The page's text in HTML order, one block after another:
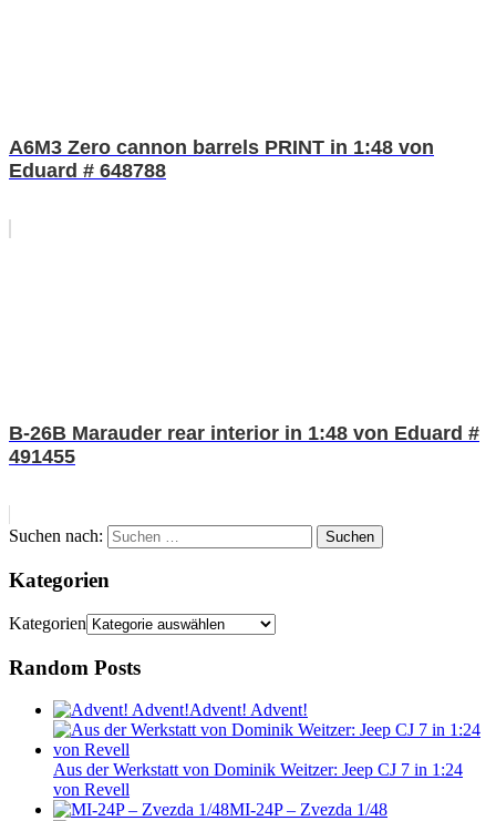
A6M3 Zero cannon barrels PRINT in 1:48 von
Eduard # 648788
B-26B Marauder rear interior in 1:48 von Eduard #
491455
Suchen nach: Suchen
Kategorien
Kategorien
Random Posts
Advent! Advent!
Aus der Werkstatt von Dominik Weitzer: Jeep CJ 7 in 1:24
von Revell
MI-24P – Zvezda 1/48